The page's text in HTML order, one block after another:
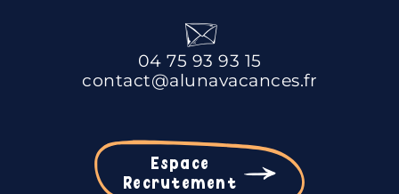
04 75 93 93 15
contact@alunavacances.fr
Espace
Recrutement